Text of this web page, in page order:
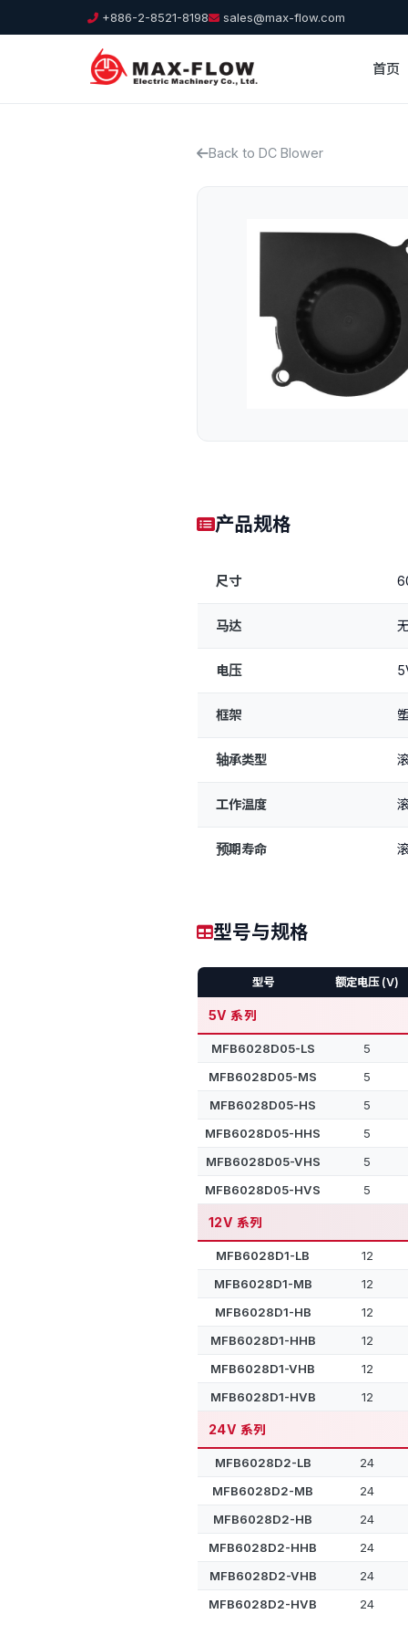
+886-2-8521-8198 sales@max-flow.com
首页
Back to DC Blower
产品规格
尺寸
马达
电压
框架
轴承类型
工作温度
预期寿命
型号与规格
型号 额定电压 (V)
5V 系列
MFB6028D05-LS
5
MFB6028D05-MS
5
MFB6028D05-HS
5
MFB6028D05-HHS
5
MFB6028D05-VHS
5
MFB6028D05-HVS
5
12V 系列
MFB6028D1-LB
12
MFB6028D1-MB
12
MFB6028D1-HB
12
MFB6028D1-HHB
12
MFB6028D1-VHB
12
MFB6028D1-HVB
12
24V 系列
MFB6028D2-LB
24
MFB6028D2-MB
24
MFB6028D2-HB
24
MFB6028D2-HHB
24
MFB6028D2-VHB
24
MFB6028D2-HVB
24